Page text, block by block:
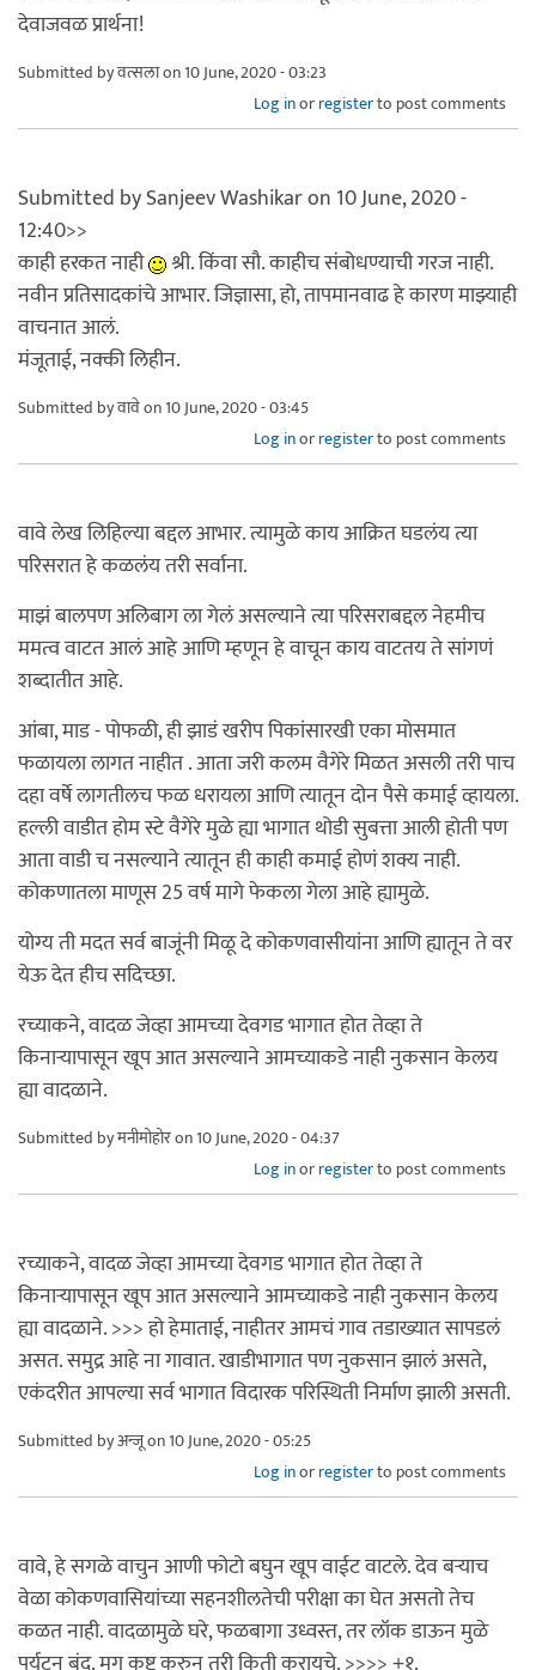
देवाजवळ प्रार्थना!
Submitted byवत्सलाon 10 June, 2020 - 03:23
Log inorregisterto post comments
Submitted by Sanjeev Washikar on 10 June, 2020 -
12:40>>
काही हरकत नाही
श्री. किंवा सौ. काहीच संबोधण्याची गरज नाही.
नवीन प्रतिसादकांचे आभार. जिज्ञासा, हो, तापमानवाढ हे कारण माझ्याही
वाचनात आलं.
मंजूताई, नक्की लिहीन.
Submitted byवावेon 10 June, 2020 - 03:45
Log inorregisterto post comments
वावे लेख लिहिल्या बद्दल आभार. त्यामुळे काय आक्रित घडलंय त्या
परिसरात हे कळलंय तरी सर्वाना.
माझं बालपण अलिबाग ला गेलं असल्याने त्या परिसराबद्दल नेहमीच
ममत्व वाटत आलं आहे आणि म्हणून हे वाचून काय वाटतय ते सांगणं
शब्दातीत आहे.
आंबा, माड - पोफळी, ही झाडं खरीप पिकांसारखी एका मोसमात
फळायला लागत नाहीत . आता जरी कलम वैगेरे मिळत असली तरी पाच
दहा वर्षे लागतीलच फळ धरायला आणि त्यातून दोन पैसे कमाई व्हायला.
हल्ली वाडीत होम स्टे वैगेरे मुळे ह्या भागात थोडी सुबत्ता आली होती पण
आता वाडी च नसल्याने त्यातून ही काही कमाई होणं शक्य नाही.
कोकणातला माणूस 25 वर्ष मागे फेकला गेला आहे ह्यामुळे.
योग्य ती मदत सर्व बाजूंनी मिळू दे कोकणवासीयांना आणि ह्यातून ते वर
येऊ देत हीच सदिच्छा.
रच्याकने, वादळ जेव्हा आमच्या देवगड भागात होत तेव्हा ते
किनाऱ्यापासून खूप आत असल्याने आमच्याकडे नाही नुकसान केलय
ह्या वादळाने.
Submitted byमनीमोहोरon 10 June, 2020 - 04:37
Log inorregisterto post comments
रच्याकने, वादळ जेव्हा आमच्या देवगड भागात होत तेव्हा ते
किनाऱ्यापासून खूप आत असल्याने आमच्याकडे नाही नुकसान केलय
ह्या वादळाने. >>> हो हेमाताई, नाहीतर आमचं गाव तडाख्यात सापडलं
असत. समुद्र आहे ना गावात. खाडीभागात पण नुकसान झालं असते,
एकंदरीत आपल्या सर्व भागात विदारक परिस्थिती निर्माण झाली असती.
Submitted byअन्जूon 10 June, 2020 - 05:25
Log inorregisterto post comments
वावे, हे सगळे वाचुन आणी फोटो बघुन खूप वाईट वाटले. देव बर्‍याच
वेळा कोकणवासियांच्या सहनशीलतेची परीक्षा का घेत असतो तेच
कळत नाही. वादळामुळे घरे, फळबागा उध्वस्त, तर लॉक डाऊन मुळे